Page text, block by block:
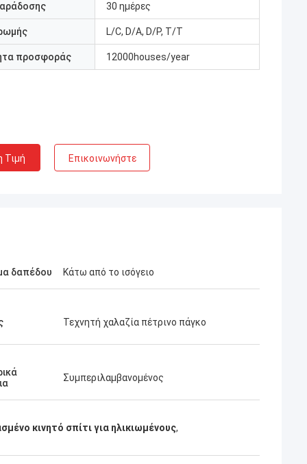
είναι
Τι μια θαυμάσια ομάδα, εγώ είναι ευτυχής
30 ημέρες
L/C, D/A, D/P, T/T
προσφοράς 12000houses/year
Τιμή Επικοινωνήστε
δαπέδου Κάτω από το ισόγειο
Τεχνητή χαλαζία πέτρινο πάγκο
Συμπεριλαμβανομένος
κινητό σπίτι για ηλικιωμένους,